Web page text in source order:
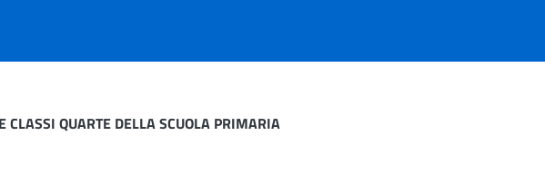
CLASSI QUARTE DELLA SCUOLA PRIMARIA